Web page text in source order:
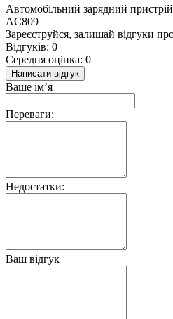
Автомобільний зарядний
AC809
Зареєструйся, залишай відгуки
Відгуків: 0
Середня оцінка: 0
Написати відгук
Ваше ім’я
Переваги:
Недостатки:
Ваш відгук